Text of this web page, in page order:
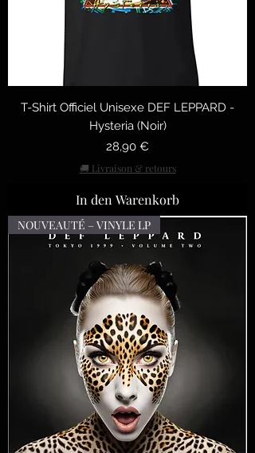
T-Shirt Officiel Unisexe DEF LEPPARD -
Hysteria (Noir)
Preis
28,90 €
🚚 Livraison & retours
In den Warenkorb
NOUVEAUTÉ – VINYLE LP